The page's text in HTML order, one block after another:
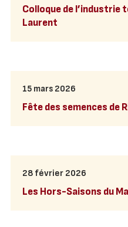
Colloque de
Laurent
15 mars 2026
Fête des semences de
28 février 2026
Les Hors-Saisons du